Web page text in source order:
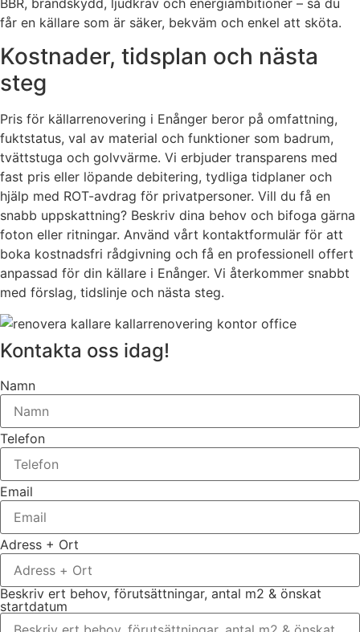
får en källare som är säker, bekväm och enkel att sköta.
Kostnader, tidsplan och nästa
steg
Pris för källarrenovering i Enånger beror på omfattning,
fuktstatus, val av material och funktioner som badrum,
tvättstuga och golvvärme. Vi erbjuder transparens med
fast pris eller löpande debitering, tydliga tidplaner och
hjälp med ROT-avdrag för privatpersoner. Vill du få en
snabb uppskattning? Beskriv dina behov och bifoga gärna
foton eller ritningar. Använd vårt kontaktformulär för att
boka kostnadsfri rådgivning och få en professionell offert
anpassad för din källare i Enånger. Vi återkommer snabbt
med förslag, tidslinje och nästa steg.
Kontakta oss idag!
Namn
Telefon
Email
Adress + Ort
Beskriv ert behov, förutsättningar, antal m2 & önskat
startdatum